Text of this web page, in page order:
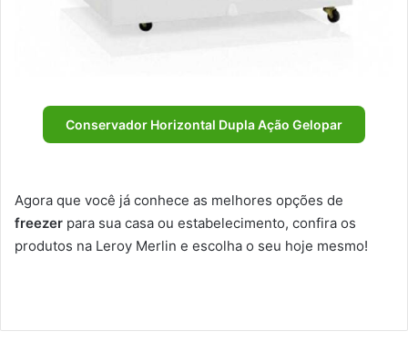
Conservador Horizontal Dupla Ação Gelopar
Agora que você já conhece as melhores opções de
freezer para sua casa ou estabelecimento, confira os
produtos na Leroy Merlin e escolha o seu hoje mesmo!